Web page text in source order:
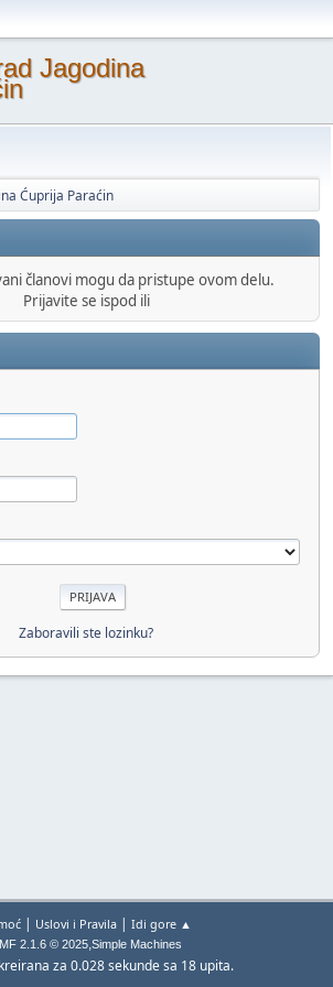
Jagodina
Ćuprija Paraćin
članovi mogu da pristupe ovom delu.
Prijavite se ispod ili
Zaboravili ste lozinku?
| Uslovi i Pravila| Idi gore ▲
2.1.6 © 2025,Simple Machines
za 0.028 sekunde sa 18 upita.